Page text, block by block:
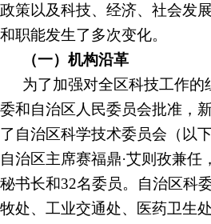
政策以及科技、经济、社会发
和职能发生了多次变化。
（一）机构沿革
为了加强对全区科技工作的
委和自治区人民委员会批准，
了自治区科学技术委员会（以
自治区主席赛福鼎·艾则孜兼任
秘书长和32名委员。自治区科
牧处、工业交通处、医药卫生